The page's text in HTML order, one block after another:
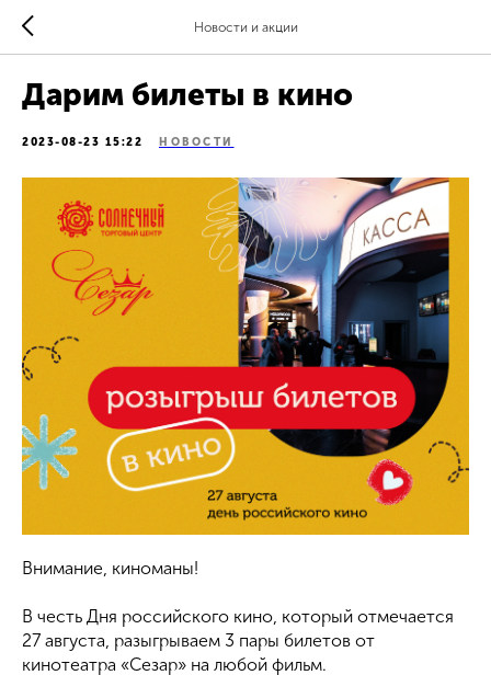
Новости и акции
Дарим билеты в кино
2023-08-23 15:22 НОВОСТИ
Внимание, киноманы!
В честь Дня российского кино, который отмечается
27 августа, разыгрываем 3 пары билетов от
кинотеатра «Сезар» на любой фильм.